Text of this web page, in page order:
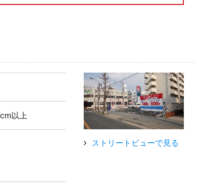
以上
ストリートビューで見る